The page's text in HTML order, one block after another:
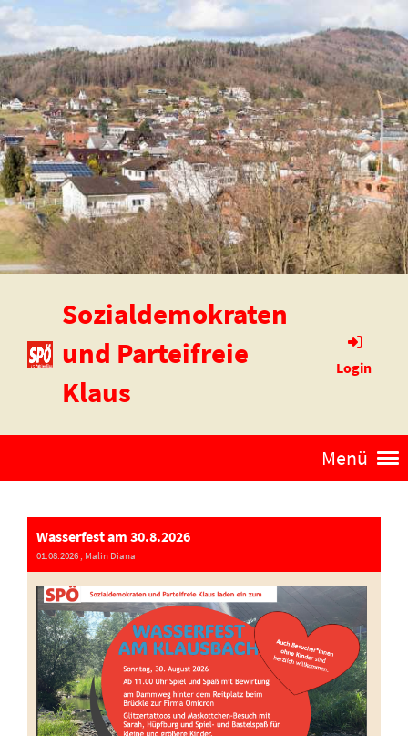
Sozialdemokraten
und Parteifreie
Klaus
Login
Menü
Wasserfest am 30.8.2026
01.08.2026 , Malin Diana